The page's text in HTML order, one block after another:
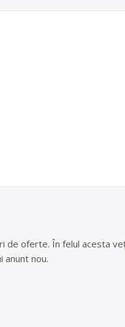
de oferte. În felul acesta
anunt nou.